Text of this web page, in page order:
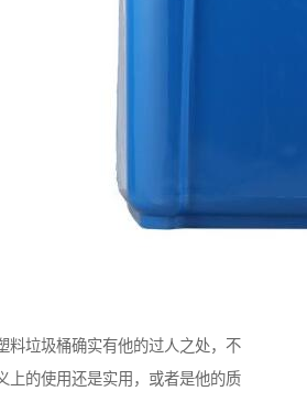
料垃圾桶确实有他的过人之处，不
上的使用还是实用，或者是他的质